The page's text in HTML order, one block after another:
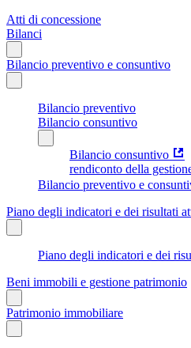
Atti di concessione
Bilanci
Bilancio preventivo e consuntivo
Bilancio preventivo
Bilancio consuntivo
Bilancio consuntivo
rendiconto della
Bilancio preventivo e
Piano degli indicatori e dei risultati
Piano degli indicatori e dei
Beni immobili e gestione patrimonio
Patrimonio immobiliare